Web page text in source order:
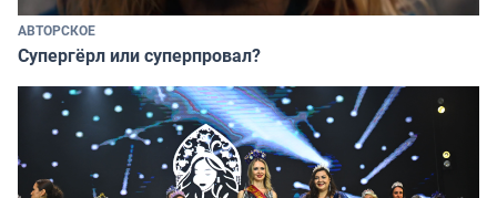
АВТОРСКОЕ
Супергёрл или суперпровал?